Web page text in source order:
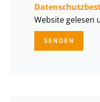
Website gelesen
SENDEN